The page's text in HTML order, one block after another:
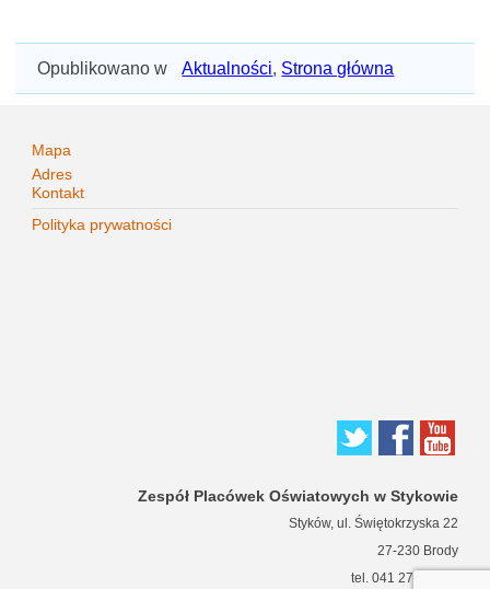
Opublikowano w Aktualności, Strona główna
Mapa
Adres
Kontakt
Polityka prywatności
Zespół Placówek Oświatowych w Stykowie
Styków, ul. Świętokrzyska 22
27-230 Brody
tel. 041 271 63 66